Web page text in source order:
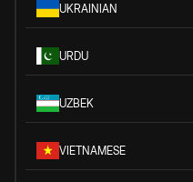
UKRAINIAN
URDU
UZBEK
VIETNAMESE